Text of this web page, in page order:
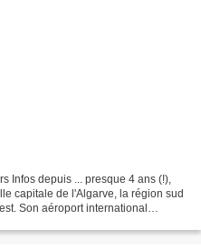
Infos depuis ... presque 4 ans (!),
capitale de l'Algarve, la région sud
Son aéroport international